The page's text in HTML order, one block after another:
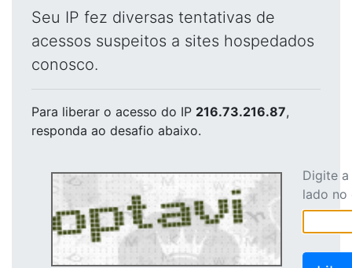
Seu IP fez diversas tentativas de
acessos suspeitos a sites hospedados
conosco.
Para liberar o acesso do IP 216.73.216.87,
responda ao desafio abaixo.
Digite
lado no